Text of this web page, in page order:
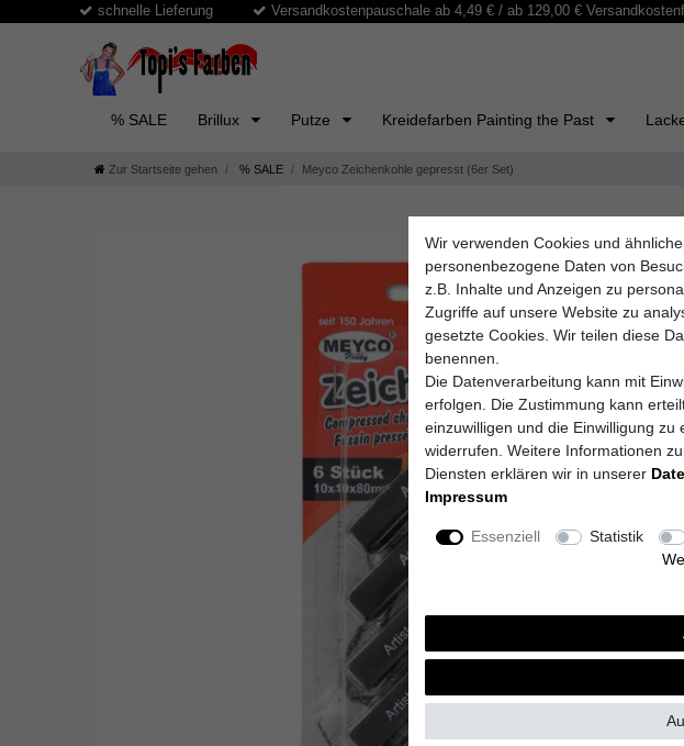
schnelle Lieferung Versandkostenpauschale ab 4,49 € / ab 129,00 €
% SALE Brillux Putze Kreidefarben Painting the Past
Zur Startseite gehen % SALE Meyco Zeichenkohle gepresst (6er Set)
Wir verwenden Cookies und
personenbezogene Daten von
z.B. Inhalte und Anzeigen zu
Zugriffe auf unsere Website zu
gesetzte Cookies. Wir teilen diese
benennen.
Die Datenverarbeitung kann mit
erfolgen. Die Zustimmung kann
einzuwilligen und die Einwilligung
widerrufen. Weitere Informationen
Diensten erklären wir in unserer
Impressum
Essenziell Statistik